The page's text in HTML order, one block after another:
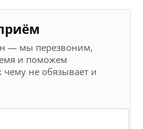
— мы перезвоним,
и поможем
чему не обязывает и